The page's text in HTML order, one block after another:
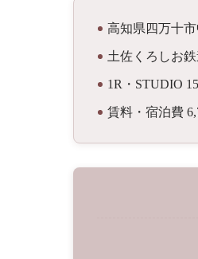
高知県四万十
土佐くろしお
1R・STUDIO
賃料・宿泊費